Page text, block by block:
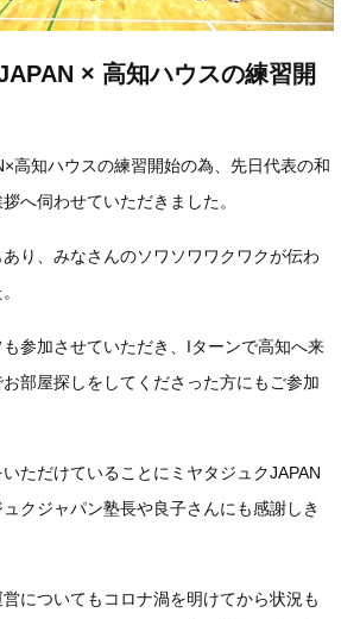
× 高知ハウスの練習開
高知ハウスの練習開始の為、先日代表の和
へ伺わせていただきました。
り、みなさんのソワソワワクワクが伝わ
参加させていただき、Iターンで高知へ来
部屋探しをしてくださった方にもご参加
ただけていることにミヤタジュクJAPAN
クジャパン塾長や良子さんにも感謝しき
についてもコロナ渦を明けてから状況も